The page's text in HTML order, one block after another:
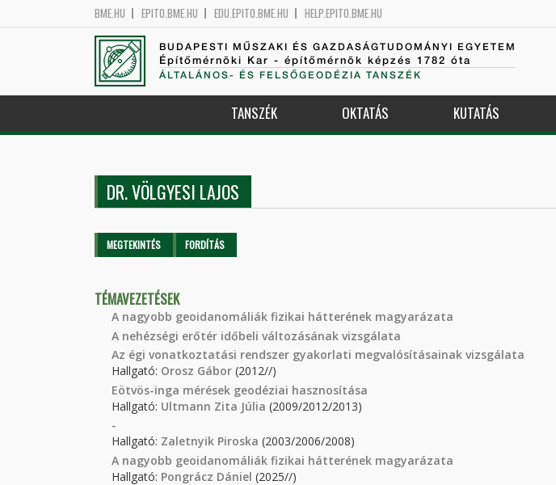
BME.HU EPITO.BME.HU EDU.EPITO.BME.HU HELP.EPITO.BME.HU
BUDAPESTI MŰSZAKI ÉS GAZDASÁGTUDOMÁNYI EGYETEM
Építőmérnöki Kar - építőmérnök képzés 1782 óta
ÁLTALÁNOS- ÉS FELSŐGEODÉZIA TANSZÉK
TANSZÉK OKTATÁS KUTATÁS
DR. VÖLGYESI LAJOS
Elsődleges fülek
MEGTEKINTÉS (AKTÍVFORDÍTÁS
TÉMAVEZETÉSEK
A nagyobb geoidanomáliák fizikai hátterének magyarázata
A nehézségi erőtér időbeli változásának vizsgálata
Az égi vonatkoztatási rendszer gyakorlati megvalósításainak vizsgálata
Hallgató: Orosz Gábor (2012//)
Eötvös-inga mérések geodéziai hasznosítása
Hallgató: Ultmann Zita Júlia (2009/2012/2013)
-
Hallgató: Zaletnyik Piroska (2003/2006/2008)
A nagyobb geoidanomáliák fizikai hátterének magyarázata
Hallgató: Pongrácz Dániel (2025//)